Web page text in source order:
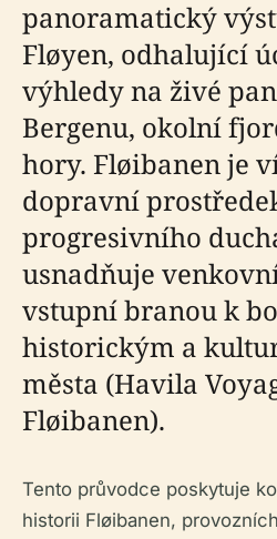
panoramatický
Fløyen, odhalující
výhledy na živé
Bergenu, okolní
hory. Fløibanen je
dopravní
progresivního
usnadňuje
vstupní branou k
historickým a
města (Havila
Fløibanen).
Tento průvodce poskytuje
historii Fløibanen,